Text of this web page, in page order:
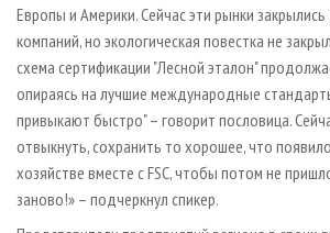
Европы и Америки. Сейчас эти рынки закрылись
компаний, но экологическая повестка не
схема сертификации "Лесной эталон"
опираясь на лучшие международные
привыкают быстро" – говорит пословица.
отвыкнуть, сохранить то хорошее, что
хозяйстве вместе с FSC, чтобы потом не
заново!» – подчеркнул спикер.